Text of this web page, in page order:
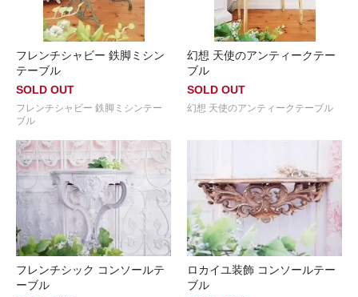
フレンチシャビー 鉄脚ミシン
テーブル
SOLD OUT
フレンチシャビー 鉄脚ミシンテー
ブル
幻想 天使のアンティークテー
ブル
SOLD OUT
幻想 天使のアンティークテーブル
フレンチシック コンソールテ
ーブル
ロカイユ装飾 コンソールテー
ブル